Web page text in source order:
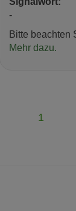
-
Bitte beachten
Mehr dazu.
1